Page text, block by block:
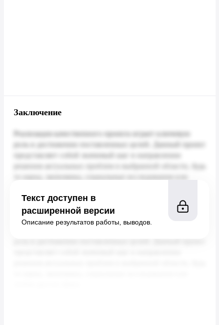
Заключение
Текст доступен в
расширенной версии
Описание результатов работы, выводов.